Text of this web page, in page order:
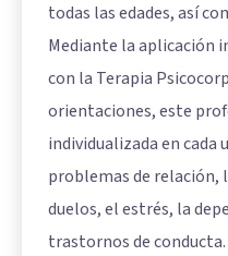
todas las edades, así
Mediante la aplicación
con la Terapia
orientaciones, este
individualizada en cada
problemas de relación,
duelos, el estrés, la
trastornos de conducta.